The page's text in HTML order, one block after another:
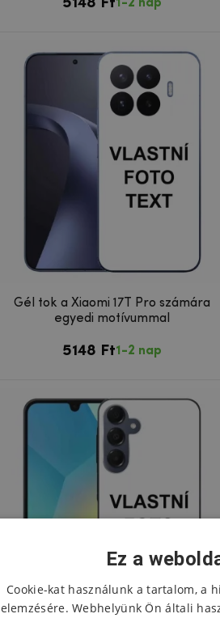
1-2 nap
Gél tok a Xiaomi 17T Pro számára
egyedi motívummal
5148 Ft1-2 nap
Ez a
Cookie-kat használunk a tartalom, a
elemzésére. Webhelyünk Ön általi